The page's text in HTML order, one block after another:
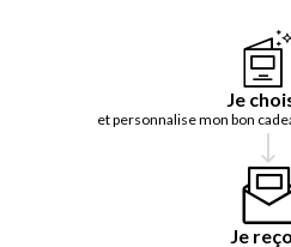
Je
et personnalise mon bon
Je